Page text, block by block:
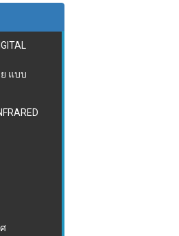
แบบ